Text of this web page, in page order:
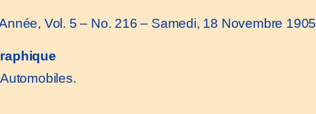
Vol. 5 – No. 216 – Samedi, 18 Novembre 1905